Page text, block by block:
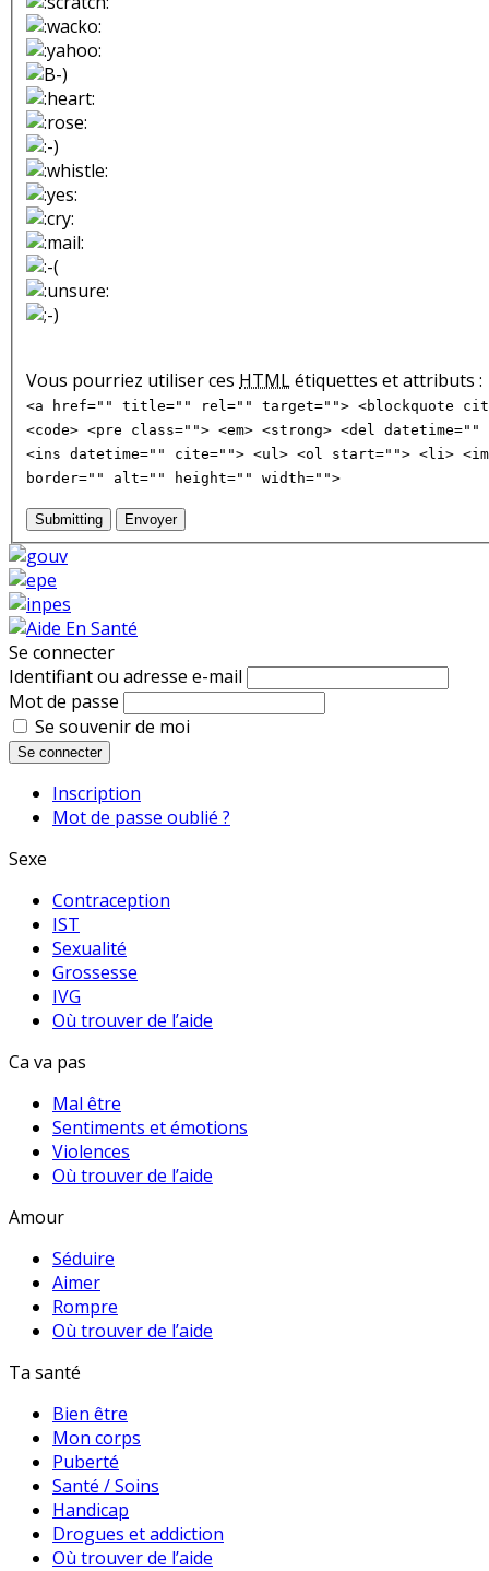
Vous pourriez utiliser ces HTMLétiquettes et attributs :
<a href="" title="" rel="" target=""> <blockquote
<code> <pre class=""> <em> <strong> <del
<ins datetime="" cite=""> <ul> <ol start=""> <li>
border="" alt="" height="" width="">
Submitting Envoyer
Se connecter
Identifiant ou adresse e-mail
Mot de passe
Se souvenir de moi
Se connecter
Inscription
Mot de passe oublié ?
Sexe
Contraception
IST
Sexualité
Grossesse
IVG
Où trouver de l’aide
Ca va pas
Mal être
Sentiments et émotions
Violences
Où trouver de l’aide
Amour
Séduire
Aimer
Rompre
Où trouver de l’aide
Ta santé
Bien être
Mon corps
Puberté
Santé / Soins
Handicap
Drogues et addiction
Où trouver de l’aide